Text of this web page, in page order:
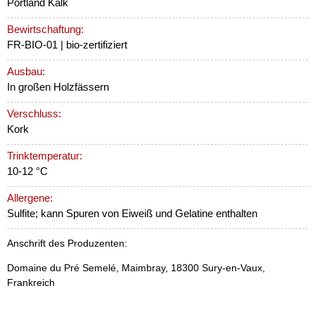
Bewirtschaftung:
FR-BIO-01 | bio-zertifiziert
Ausbau:
In großen Holzfässern
Verschluss:
Kork
Trinktemperatur:
10-12 °C
Allergene:
Sulfite; kann Spuren von Eiweiß und Gelatine enthalten
Anschrift des Produzenten:
Domaine du Pré Semelé, Maimbray, 18300 Sury-en-Vaux,
Frankreich